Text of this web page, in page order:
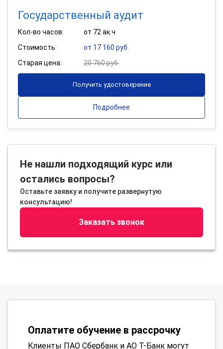
Государственный аудит
Кол-во часов:
от 72 ак.ч
Стоимость:
от 17 160 руб.
Старая цена:
20 760 руб.
Получить удостоверение
Подробнее
Не нашли подходящий курс или
остались вопросы?
Оставьте заявку и получите развернутую
консультацию!
Заказать звонок
Оплатите обучение в рассрочку
Клиенты ПАО Сбербанк и АО Т-Банк могут